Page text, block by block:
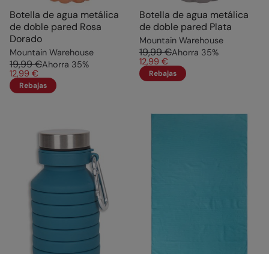
Botella de agua metálica
de doble pared Rosa
Dorado
Mountain Warehouse
19,99 €Ahorra 35%
12,99 €
Rebajas
Botella de agua metálica
de doble pared Plata
Mountain Warehouse
19,99 €Ahorra 35%
12,99 €
Rebajas